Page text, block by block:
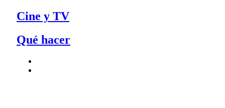
Cine y TV
Qué hacer